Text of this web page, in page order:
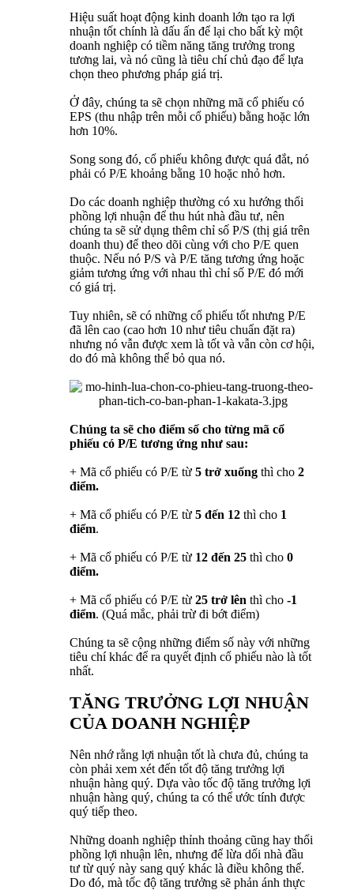
Hiệu suất hoạt động kinh doanh lớn tạo ra lợi
nhuận tốt chính là dấu ấn để lại cho bất kỳ một
doanh nghiệp có tiềm năng tăng trưởng trong
tương lai, và nó cũng là tiêu chí chủ đạo để lựa
chọn theo phương pháp giá trị.
Ở đây, chúng ta sẽ chọn những mã cổ phiếu có
EPS (thu nhập trên mỗi cổ phiếu) bằng hoặc lớn
hơn 10%.
Song song đó, cổ phiếu không được quá đắt, nó
phải có P/E khoảng bằng 10 hoặc nhỏ hơn.
Do các doanh nghiệp thường có xu hướng thổi
phồng lợi nhuận để thu hút nhà đầu tư, nên
chúng ta sẽ sử dụng thêm chỉ số P/S (thị giá trên
doanh thu) để theo dõi cùng với cho P/E quen
thuộc. Nếu nó P/S và P/E tăng tương ứng hoặc
giảm tương ứng với nhau thì chỉ số P/E đó mới
có giá trị.
Tuy nhiên, sẽ có những cổ phiếu tốt nhưng P/E
đã lên cao (cao hơn 10 như tiêu chuẩn đặt ra)
nhưng nó vẫn được xem là tốt và vẫn còn cơ hội,
do đó mà không thể bỏ qua nó.
Chúng ta sẽ cho điểm số cho từng mã cổ
phiếu có P/E tương ứng như sau:
+ Mã cổ phiếu có P/E từ 5 trở xuống thì cho 2
điểm.
+ Mã cổ phiếu có P/E từ 5 đến 12 thì cho 1
điểm.
+ Mã cổ phiếu có P/E từ 12 đến 25 thì cho 0
điểm.
+ Mã cổ phiếu có P/E từ 25 trở lên thì cho -1
điểm. (Quá mắc, phải trừ đi bớt điểm)
Chúng ta sẽ cộng những điểm số này với những
tiêu chí khác để ra quyết định cổ phiếu nào là tốt
nhất.
TĂNG TRƯỞNG LỢI NHUẬN
CỦA DOANH NGHIỆP
Nên nhớ rằng lợi nhuận tốt là chưa đủ, chúng ta
còn phải xem xét đến tốt độ tăng trưởng lợi
nhuận hàng quý. Dựa vào tốc độ tăng trưởng lợi
nhuận hàng quý, chúng ta có thể ước tính được
quý tiếp theo.
Những doanh nghiệp thỉnh thoảng cũng hay thổi
phồng lợi nhuận lên, nhưng để lừa dối nhà đầu
tư từ quý này sang quý khác là điều không thể.
Do đó, mà tốc độ tăng trưởng sẽ phản ánh thực